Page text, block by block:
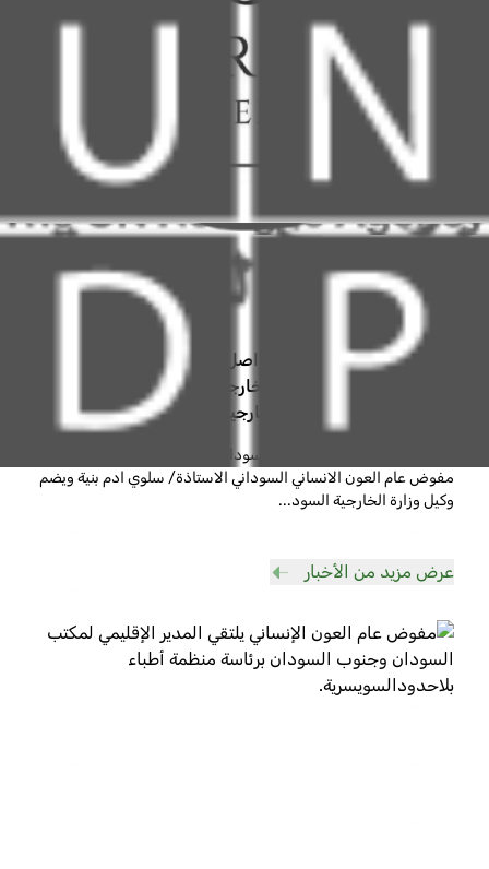
وفد السودان الزائر لاوربا يواصل لقاءاته ويجتمع بمركز
العمليات الإنسانية بوزارة الخارجية الفرنسية وبمسؤولي
الشؤون الإنسانية بوزارة الخارجية النرويجية
مواصلة للقاءات وفد الحكومة السودانية الزائر لاوربا الذي تترأسه
مفوض عام العون الانساني السوداني الاستاذة/ سلوي ادم بنية ويضم
وكيل وزارة الخارجية السود...
عرض مزيد من الأخبار